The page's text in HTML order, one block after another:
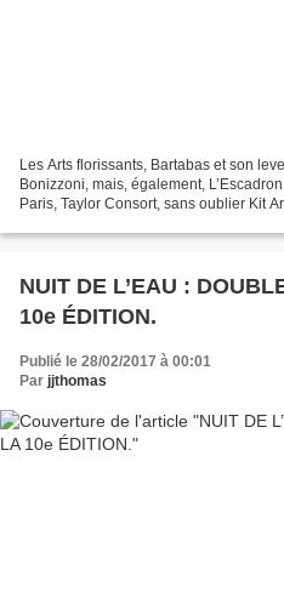
Les Arts florissants, Bartabas et son
Bonizzoni, mais, également,
Paris, Taylor Consort, sans oublier Kit
NUIT DE L’EAU :
10e ÉDITION.
Publié le 28/02/2017 à 00:01
Par jjthomas